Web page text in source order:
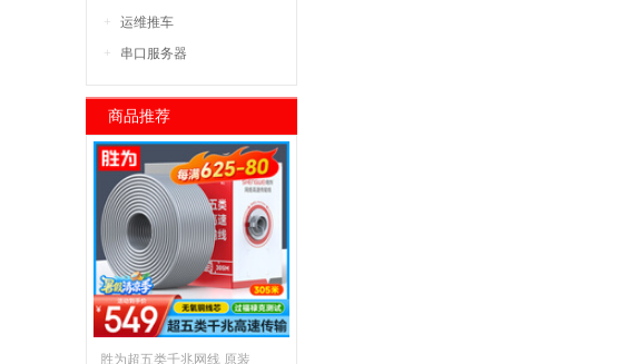
运维推车
串口服务器
商品推荐
胜为超五类千兆网线 原装